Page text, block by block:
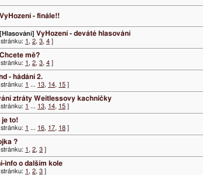
VyHození - finále!!
[Hlasování] VyHození - deváté hlasování
1 , 2, 3, 4 ]
Chcete mě?
1 , 2, 3, 4 ]
- hádání 2.
1 ... 13, 14, 15 ]
ztráty Weitlessovy kachničky
1 ... 13, 14, 15 ]
je to!
1 ... 16, 17, 18 ]
?
1 , 2, 3 ]
info o dalším kole
1 , 2, 3 ]